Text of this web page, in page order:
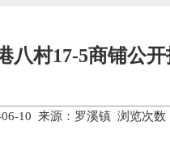
八村17-5商铺公
10 来源：罗溪镇 浏览次数